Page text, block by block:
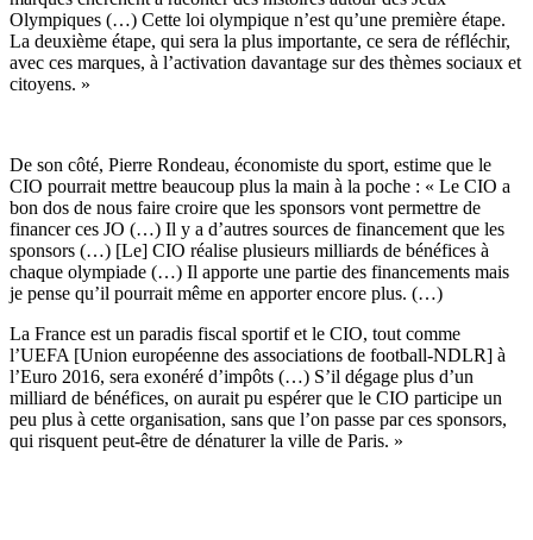
Olympiques (…) Cette loi olympique n’est qu’une première étape.
La deuxième étape, qui sera la plus importante, ce sera de réfléchir,
avec ces marques, à l’activation davantage sur des thèmes sociaux et
citoyens. »
De son côté, Pierre Rondeau, économiste du sport, estime que le
CIO pourrait mettre beaucoup plus la main à la poche : « Le CIO a
bon dos de nous faire croire que les sponsors vont permettre de
financer ces JO (…) Il y a d’autres sources de financement que les
sponsors (…) [Le] CIO réalise plusieurs milliards de bénéfices à
chaque olympiade (…) Il apporte une partie des financements mais
je pense qu’il pourrait même en apporter encore plus. (…)
La France est un paradis fiscal sportif et le CIO, tout comme
l’UEFA [Union européenne des associations de football-NDLR] à
l’Euro 2016, sera exonéré d’impôts (…) S’il dégage plus d’un
milliard de bénéfices, on aurait pu espérer que le CIO participe un
peu plus à cette organisation, sans que l’on passe par ces sponsors,
qui risquent peut-être de dénaturer la ville de Paris. »